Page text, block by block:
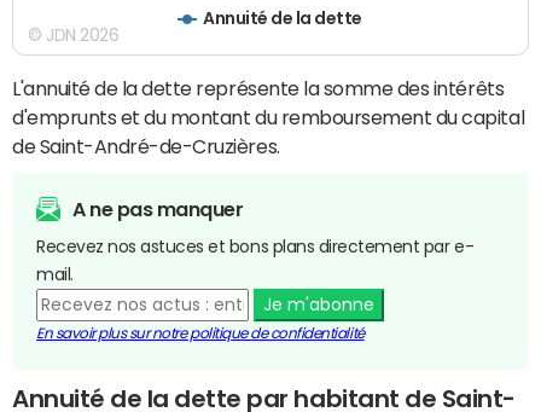
Annuité de la dette
© JDN 2026
L'annuité de la dette représente la somme des intérêts
d'emprunts et du montant du remboursement du capital
de Saint-André-de-Cruzières.
A ne pas manquer
Recevez nos astuces et bons plans directement par e-
mail.
Je m'abonne
En savoir plus sur notre politique de confidentialité
Annuité de la dette par habitant de Saint-